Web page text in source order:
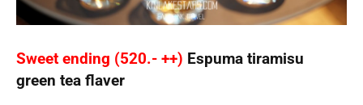
Sweet ending (520.- ++) Espuma tiramisu
green tea flaver